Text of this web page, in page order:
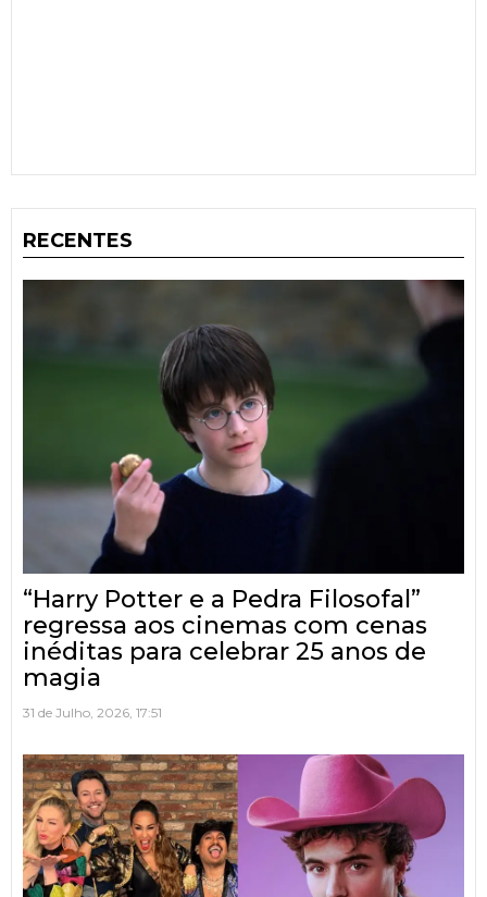
RECENTES
“Harry Potter e a Pedra Filosofal”
regressa aos cinemas com cenas
inéditas para celebrar 25 anos de
magia
31 de Julho, 2026, 17:51